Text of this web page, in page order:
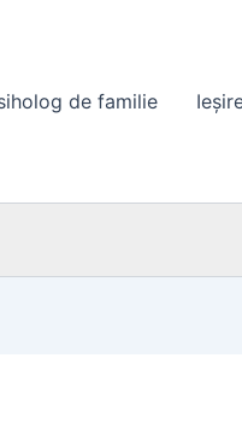
de familie